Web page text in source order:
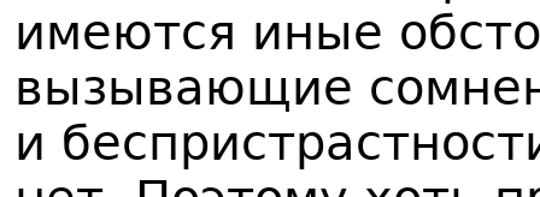
имеются иные
вызывающие
и